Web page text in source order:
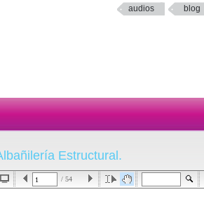
audios blog
Estructural.
/ 54